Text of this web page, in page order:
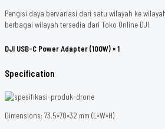
Pengisi daya bervariasi dari satu wilayah ke
berbagai wilayah tersedia dari Toko Online DJI.
DJI USB-C Power Adapter (100W) × 1
Specification
Dimensions: 73.5×70×32 mm (L×W×H)